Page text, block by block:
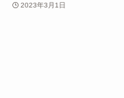
2023年3月1日